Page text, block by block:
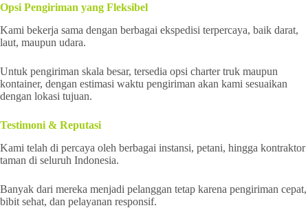
Opsi Pengiriman yang Fleksibel
Kami bekerja sama dengan berbagai ekspedisi terpercaya, baik darat,
laut, maupun udara.
Untuk pengiriman skala besar, tersedia opsi charter truk maupun
kontainer, dengan estimasi waktu pengiriman akan kami sesuaikan
dengan lokasi tujuan.
Testimoni & Reputasi
Kami telah di percaya oleh berbagai instansi, petani, hingga kontraktor
taman di seluruh Indonesia.
Banyak dari mereka menjadi pelanggan tetap karena pengiriman cepat,
bibit sehat, dan pelayanan responsif.